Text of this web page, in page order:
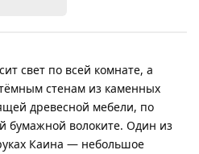
свет по всей комнате, а
стенам из каменных
древесной мебели, по
бумажной волоките. Один из
Каина — небольшое